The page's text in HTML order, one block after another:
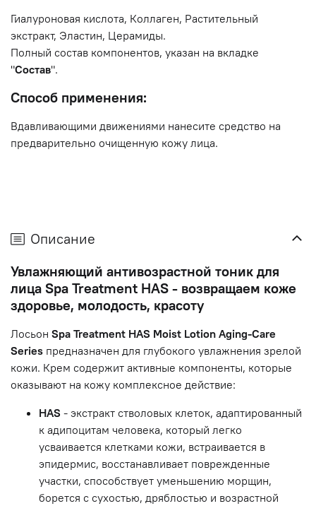
Гиалуроновая кислота, Коллаген, Растительный
экстракт, Эластин, Церамиды.
Полный состав компонентов, указан на вкладке
"Состав".
Способ применения:
Вдавливающими движениями нанесите средство на
предварительно очищенную кожу лица.
Описание
Увлажняющий антивозрастной тоник для
лица Spa Treatment HAS - возвращаем коже
здоровье, молодость, красоту
Лосьон Spa Treatment HAS Moist Lotion Aging-Care
Series предназначен для глубокого увлажнения зрелой
кожи. Крем содержит активные компоненты, которые
оказывают на кожу комплексное действие:
HAS - экстракт стволовых клеток, адаптированный
к адипоцитам человека, который легко
усваивается клетками кожи, встраивается в
эпидермис, восстанавливает поврежденные
участки, способствует уменьшению морщин,
борется с сухостью, дряблостью и возрастной